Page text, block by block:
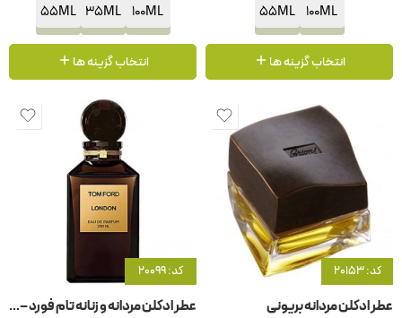
100ML
55ML
انتخاب گزینه ها
100ML
35ML
55ML
انتخاب گزینه ها
کد: 20153
عطر ادکلن مردانه بریونی
کد: 20099
عطر ادکلن مردانه و زنانه تام فورد – تامفورد لندن